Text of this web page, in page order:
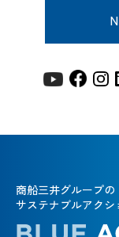
商船三井グループの
サステナブルアクシ